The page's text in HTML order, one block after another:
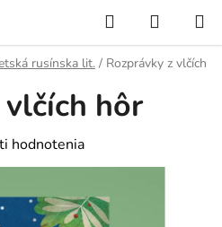
Hľadať
KOŠÍK
rusínska lit. / Rozprávky z vlčích
vlčích hôr
hodnotenia